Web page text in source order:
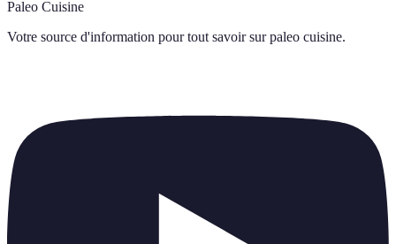
Paleo Cuisine
Votre source d'information pour tout savoir sur paleo cuisine.